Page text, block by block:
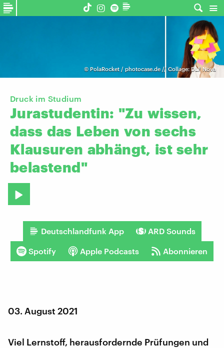
© PolaRocket / photocase.de // Collage: DLF Nova
Druck im Studium
Jurastudentin: "Zu wissen,
dass das Leben von sechs
Klausuren abhängt, ist sehr
belastend"
Deutschlandfunk App ARD Sounds
Spotify Apple Podcasts Abonnieren
03. August 2021
Viel Lernstoff, herausfordernde Prüfungen und